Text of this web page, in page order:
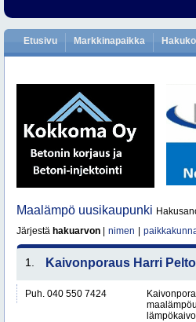
Etusivu Markkinapaikka
Maalämpö uusikaupunki
Järjestä hakuarvon nimen
1. Kaivonporaus Harri
Puh. 040 550 7424